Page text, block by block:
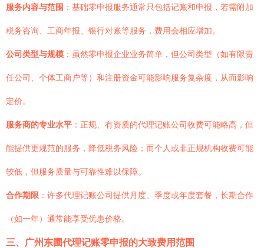
服务内容与范围 ：基础零申报服务通常只包括记账和申报，若需附加
税务咨询、工商年报、银行对账等服务，费用会相应增加。
公司类型与规模 ：虽然零申报企业业务简单，但公司类型（如有限责
任公司、个体工商户等）和注册资金可能影响服务复杂度，从而影响
定价。
服务商的专业水平 ：正规、有资质的代理记账公司收费可能略高，但
能提供更规范的服务，降低税务风险；而个人或非正规机构收费可能
较低，但服务质量与可靠性难以保障。
合作期限 ：许多代理记账公司提供月度、季度或年度套餐，长期合作
（如一年）通常能享受优惠价格。
三、广州东圃代理记账零申报的大致费用范围